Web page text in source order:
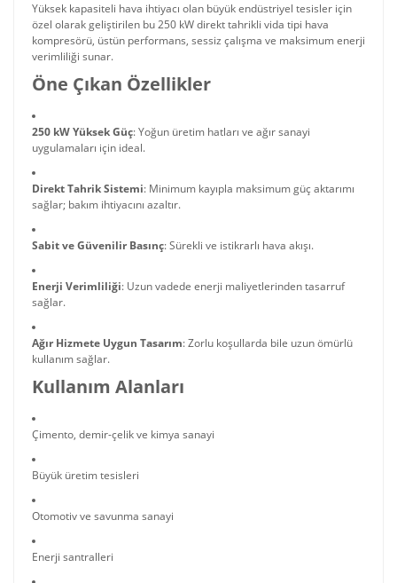
Yüksek kapasiteli hava ihtiyacı olan büyük endüstriyel tesisler için
özel olarak geliştirilen bu 250 kW direkt tahrikli vida tipi hava
kompresörü, üstün performans, sessiz çalışma ve maksimum enerji
verimliliği sunar.
Öne Çıkan Özellikler
250 kW Yüksek Güç: Yoğun üretim hatları ve ağır sanayi
uygulamaları için ideal.
Direkt Tahrik Sistemi: Minimum kayıpla maksimum güç aktarımı
sağlar; bakım ihtiyacını azaltır.
Sabit ve Güvenilir Basınç: Sürekli ve istikrarlı hava akışı.
Enerji Verimliliği: Uzun vadede enerji maliyetlerinden tasarruf
sağlar.
Ağır Hizmete Uygun Tasarım: Zorlu koşullarda bile uzun ömürlü
kullanım sağlar.
Kullanım Alanları
Çimento, demir-çelik ve kimya sanayi
Büyük üretim tesisleri
Otomotiv ve savunma sanayi
Enerji santralleri